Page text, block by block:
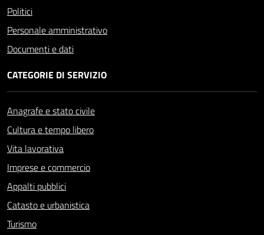
Politici
Personale amministrativo
Documenti e dati
CATEGORIE DI SERVIZIO
Anagrafe e stato civile
Cultura e tempo libero
Vita lavorativa
Imprese e commercio
Appalti pubblici
Catasto e urbanistica
Turismo